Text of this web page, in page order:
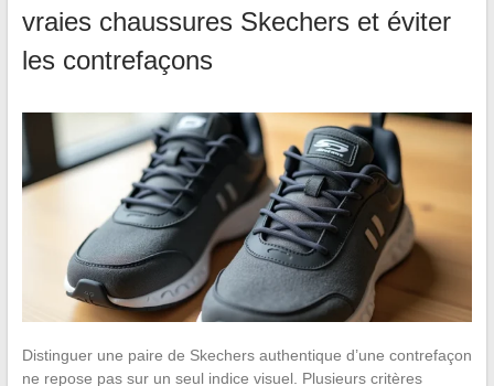
vraies chaussures Skechers et éviter
les contrefaçons
Distinguer une paire de Skechers authentique d’une contrefaçon
ne repose pas sur un seul indice visuel. Plusieurs critères